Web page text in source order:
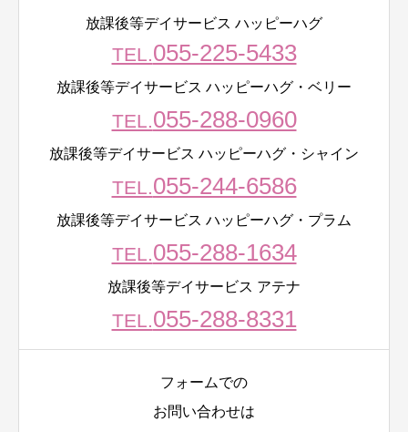
放課後等デイサービス ハッピーハグ
TEL.055-225-5433
放課後等デイサービス ハッピーハグ・ベリー
TEL.055-288-0960
放課後等デイサービス ハッピーハグ・シャイン
TEL.055-244-6586
放課後等デイサービス ハッピーハグ・プラム
TEL.055-288-1634
放課後等デイサービス アテナ
TEL.055-288-8331
フォームでの
お問い合わせは